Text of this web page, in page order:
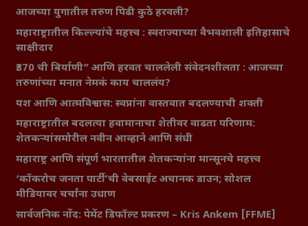
आजच्या युगातील तरुण पिढी कुठे हरवली?
महाराष्ट्रातील किल्ल्यांचे महत्त्व : स्वराज्याच्या वैभवशाली इतिहासाचे
साक्षीदार
₹370 ची बिर्याणी” आणि हरवत चाललेली संवेदनशीलता : आजच्या
तरुणांच्या मनात नेमकं काय चाललंय?
यश आणि आत्मविश्वास: स्वप्नांना वास्तवात बदलण्याची शक्ती
महाराष्ट्रातील बदलत्या हवामानाचा शेतीवर वाढता परिणाम:
शेतकऱ्यांसमोरील नवीन आव्हाने आणि संधी
महाराष्ट्र आणि संपूर्ण भारतातील शेतकऱ्यांना मान्सूनचे महत्त्व
‘कॉकरोच जनता पार्टी’ची वेबसाईट अचानक डाउन; सोशल
मीडियावर चर्चांना उधाण
सार्वजनिक नोंद: पेमेंट डिफॉल्ट प्रकरण – Kris Ankem [FFME]